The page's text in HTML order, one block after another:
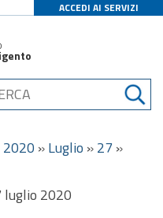
ACCEDI AI SERVIZI
2020 »Luglio »27»
luglio 2020